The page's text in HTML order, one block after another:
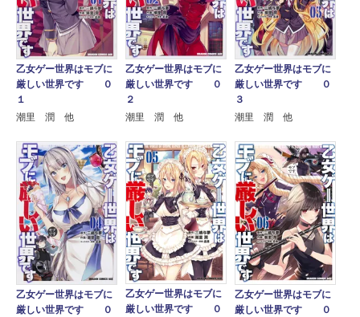
乙女ゲー世界はモブに
厳しい世界です ０
１
潮里 潤 他
乙女ゲー世界はモブに
厳しい世界です ０
２
潮里 潤 他
乙女ゲー世界はモブに
厳しい世界です ０
３
潮里 潤 他
乙女ゲー世界はモブに
厳しい世界です ０
乙女ゲー世界はモブに
厳しい世界です ０
乙女ゲー世界はモブに
厳しい世界です ０